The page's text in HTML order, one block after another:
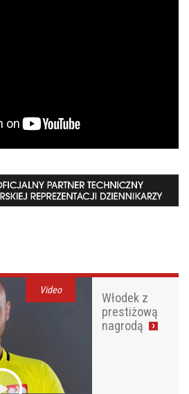
Video
Włodek z
prestiżową
nagrodą